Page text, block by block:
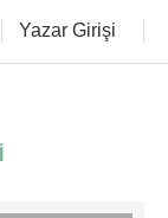
Yazar Girişi